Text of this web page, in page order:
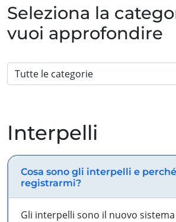
Seleziona la
vuoi approfondire
Interpelli
Cosa sono gli interpelli e
registrarmi?
Gli interpelli sono il nuovo